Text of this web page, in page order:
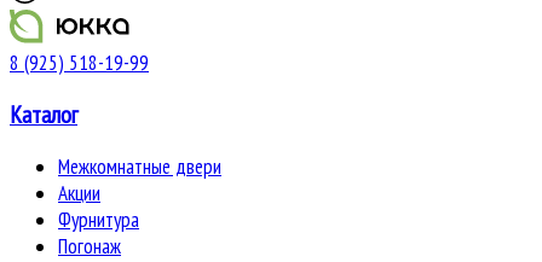
8 (925) 518-19-99
Каталог
Межкомнатные двери
Акции
Фурнитура
Погонаж